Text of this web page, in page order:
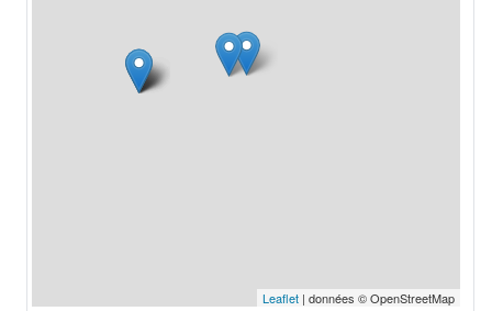
Leaflet | données © OpenStreetMap